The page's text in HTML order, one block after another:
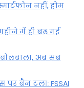
नहीं, होम
में ही बढ़ गई
अब सब
पर बैन टला: FSSAI